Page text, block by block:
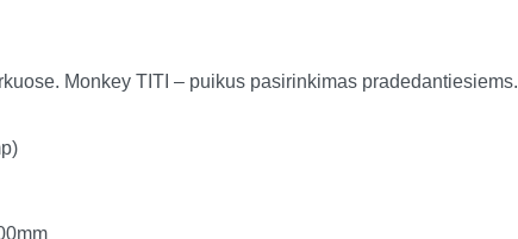
Monkey TITI – puikus pasirinkimas